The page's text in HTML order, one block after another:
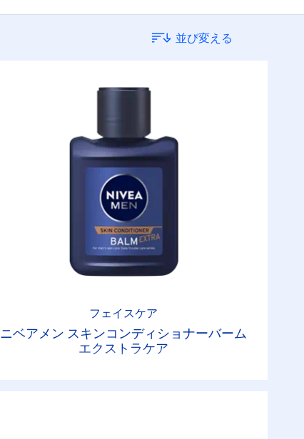
並び変える
フェイスケア
ニベアメン スキンコンディショナーバーム
エクストラケア